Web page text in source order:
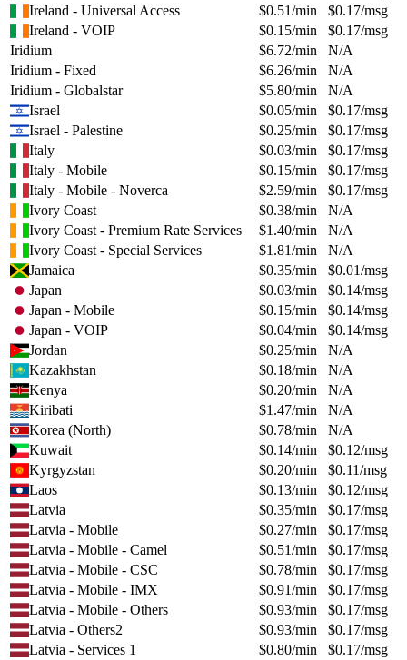
Ireland - Universal Access
$0.51/min $0.17/msg
Ireland - VOIP
$0.15/min $0.17/msg
Iridium
$6.72/min
N/A
Iridium - Fixed
$6.26/min
N/A
Iridium - Globalstar
$5.80/min
N/A
Israel
$0.05/min $0.17/msg
Israel - Palestine
$0.25/min $0.17/msg
Italy
$0.03/min $0.17/msg
Italy - Mobile
$0.15/min $0.17/msg
Italy - Mobile - Noverca
$2.59/min $0.17/msg
Ivory Coast
$0.38/min
N/A
Ivory Coast - Premium Rate Services
$1.40/min
N/A
Ivory Coast - Special Services
$1.81/min
N/A
Jamaica
$0.35/min $0.01/msg
Japan
$0.03/min $0.14/msg
Japan - Mobile
$0.15/min $0.14/msg
Japan - VOIP
$0.04/min $0.14/msg
Jordan
$0.25/min
N/A
Kazakhstan
$0.18/min
N/A
Kenya
$0.20/min
N/A
Kiribati
$1.47/min
N/A
Korea (North)
$0.78/min
N/A
Kuwait
$0.14/min $0.12/msg
Kyrgyzstan
$0.20/min $0.11/msg
Laos
$0.13/min $0.12/msg
Latvia
$0.35/min $0.17/msg
Latvia - Mobile
$0.27/min $0.17/msg
Latvia - Mobile - Camel
$0.51/min $0.17/msg
Latvia - Mobile - CSC
$0.78/min $0.17/msg
Latvia - Mobile - IMX
$0.91/min $0.17/msg
Latvia - Mobile - Others
$0.93/min $0.17/msg
Latvia - Others2
$0.93/min $0.17/msg
Latvia - Services 1
$0.80/min $0.17/msg